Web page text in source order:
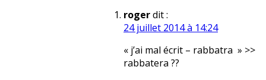
rogerdit :
24 juillet 2014 à 14:24
« j’ai mal écrit – rabbatra » >>
rabbatera ??